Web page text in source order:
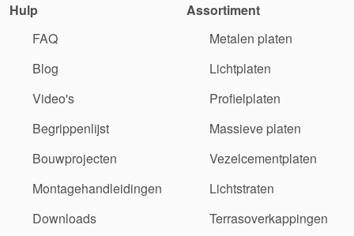
Hulp
FAQ
Blog
Video's
Begrippenlijst
Bouwprojecten
Montagehandleidingen
Downloads
Assortiment
Metalen platen
Lichtplaten
Profielplaten
Massieve platen
Vezelcementplaten
Lichtstraten
Terrasoverkappingen